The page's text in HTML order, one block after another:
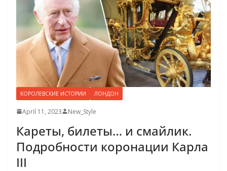
КОРОЛЕВСКИЕ ИСТОРИИ ЛОНДОН
April 11, 2023 New_Style
Кареты, билеты… и смайлик.
Подробности коронации Карла
III